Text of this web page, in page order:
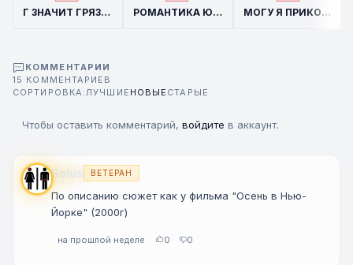
Г ЗНАЧИТ ГРЯЗНЫЙ / D FOR DIRTY РОМАНТИКА ЮНОСТИ / TIMES OF LOVE МОГУ Я ПРИКОСНУТЬСЯ К ТЕБЕ? / TOUCH ME, TEASE ME
КОММЕНТАРИИ
15 КОММЕНТАРИЕВ
СОРТИРОВКА:ЛУЧШИЕ НОВЫЕ СТАРЫЕ
Чтобы оставить комментарий, войдите в аккаунт.
Solus ВЕТЕРАН
По описанию сюжет как у фильма "Осень в Нью-
Йорке" (2000г)
на прошлой неделе 0 0